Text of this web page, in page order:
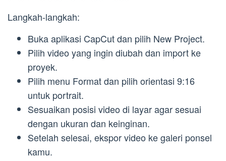
Langkah-langkah:
Buka aplikasi CapCut dan pilih New Project.
Pilih video yang ingin diubah dan import ke
proyek.
Pilih menu Format dan pilih orientasi 9:16
untuk portrait.
Sesuaikan posisi video di layar agar sesuai
dengan ukuran dan keinginan.
Setelah selesai, ekspor video ke galeri ponsel
kamu.